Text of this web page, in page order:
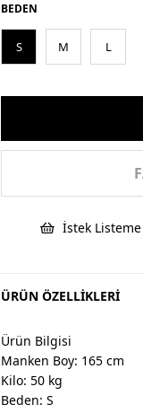
BEDEN
S M L
İstek Listeme
ÜRÜN ÖZELLIKLERI
Ürün Bilgisi
Manken Boy: 165 cm
Kilo: 50 kg
Beden: S